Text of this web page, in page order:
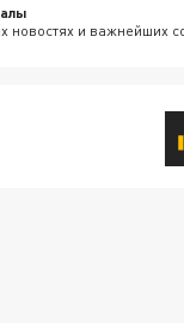
новостях и важнейших